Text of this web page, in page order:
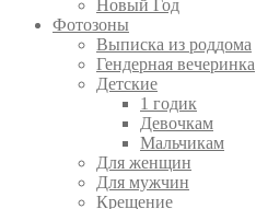
Новый Год
Фотозоны
Выписка из роддома
Гендерная вечеринка
Детские
1 годик
Девочкам
Мальчикам
Для женщин
Для мужчин
Крещение